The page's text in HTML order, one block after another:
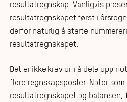
resultatregnskap. Vanligvis
resultatregnskapet først i
derfor naturlig å starte
resultatregnskapet.
Det er ikke krav om å dele opp
flere regnskapsposter. Noter som
resultatregnskapet og balansen,